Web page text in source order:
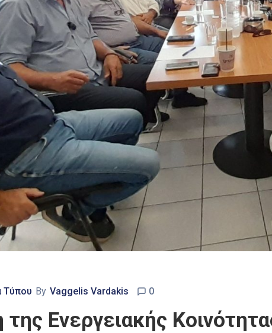
Τύπου By Vaggelis Vardakis 0
της Ενεργειακής